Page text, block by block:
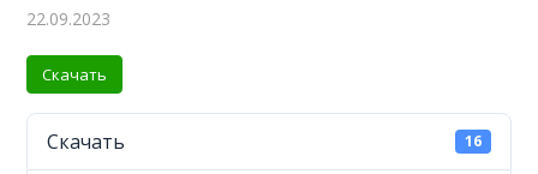
22.09.2023
Скачать
Скачать 16